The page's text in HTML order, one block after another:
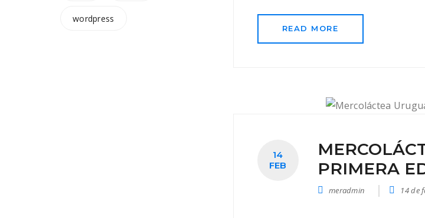
READ MORE
14
FEB
PRIMERA
meradmin 14 de
wordpress